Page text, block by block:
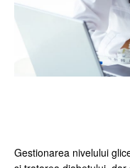
Gestionarea nivelului